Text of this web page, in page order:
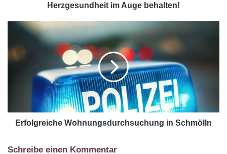
Herzgesundheit im Auge behalten!
Erfolgreiche Wohnungsdurchsuchung in Schmölln
Schreibe einen Kommentar